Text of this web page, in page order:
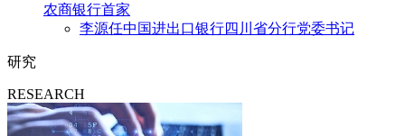
农商银行首家
李源任中国进出口银行四川省分行党委书记
研究
RESEARCH